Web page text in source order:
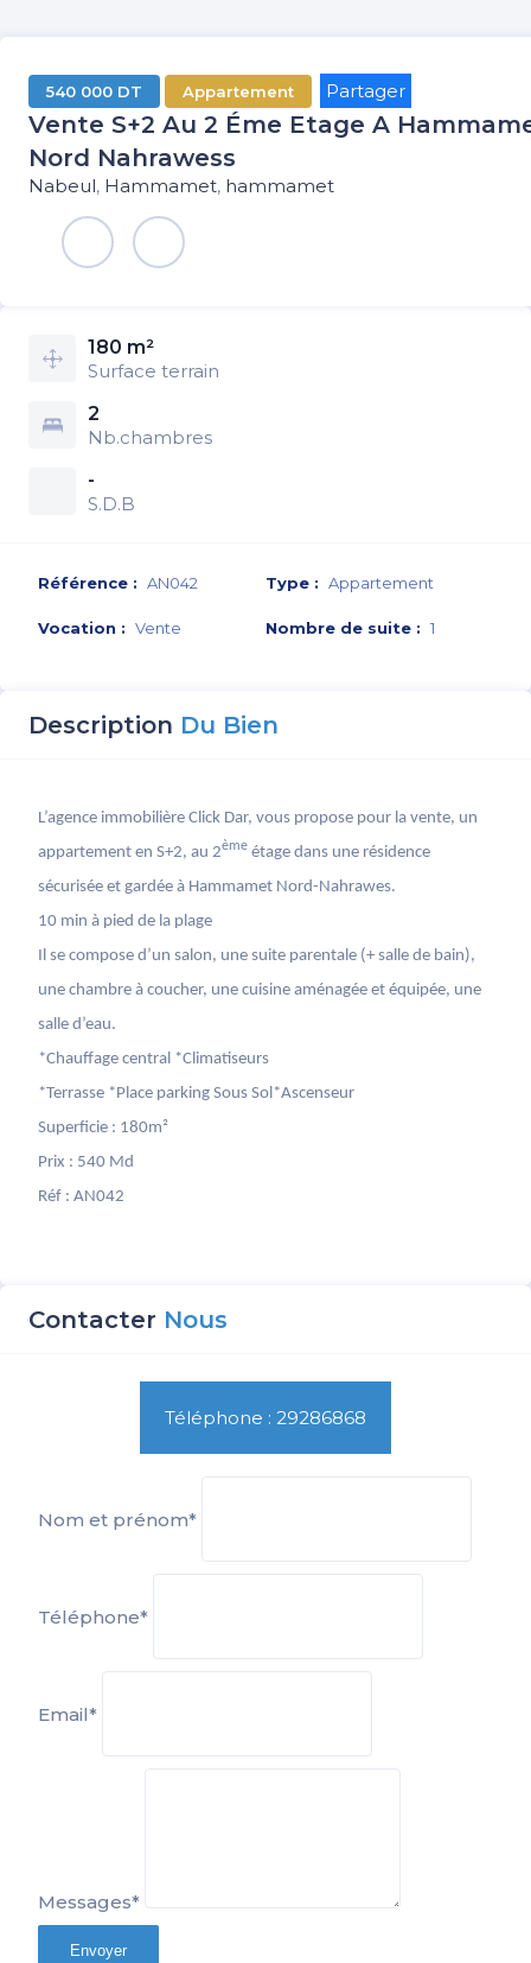
540 000 DT Appartement Partager
Vente S+2 Au 2 Éme Etage A
Nord Nahrawess
Nabeul, Hammamet, hammamet
180 m²
Surface terrain
2
Nb.chambres
-
S.D.B
Référence : AN042 Type : Appartement
Vocation : Vente Nombre de suite : 1
Description Du Bien
L’agence immobilière Click Dar, vous propose pour la vente, un
appartement en S+2, au 2ème étage dans une résidence
sécurisée et gardée à Hammamet Nord-Nahrawes.
10 min à pied de la plage
Il se compose d’un salon, une suite parentale (+ salle de bain),
une chambre à coucher, une cuisine aménagée et équipée, une
salle d’eau.
*Chauffage central *Climatiseurs
*Terrasse *Place parking Sous Sol*Ascenseur
Superficie : 180m²
Prix : 540 Md
Réf : AN042
Contacter Nous
Téléphone : 29286868
Nom et prénom*
Téléphone*
Email*
Messages*
Envoyer